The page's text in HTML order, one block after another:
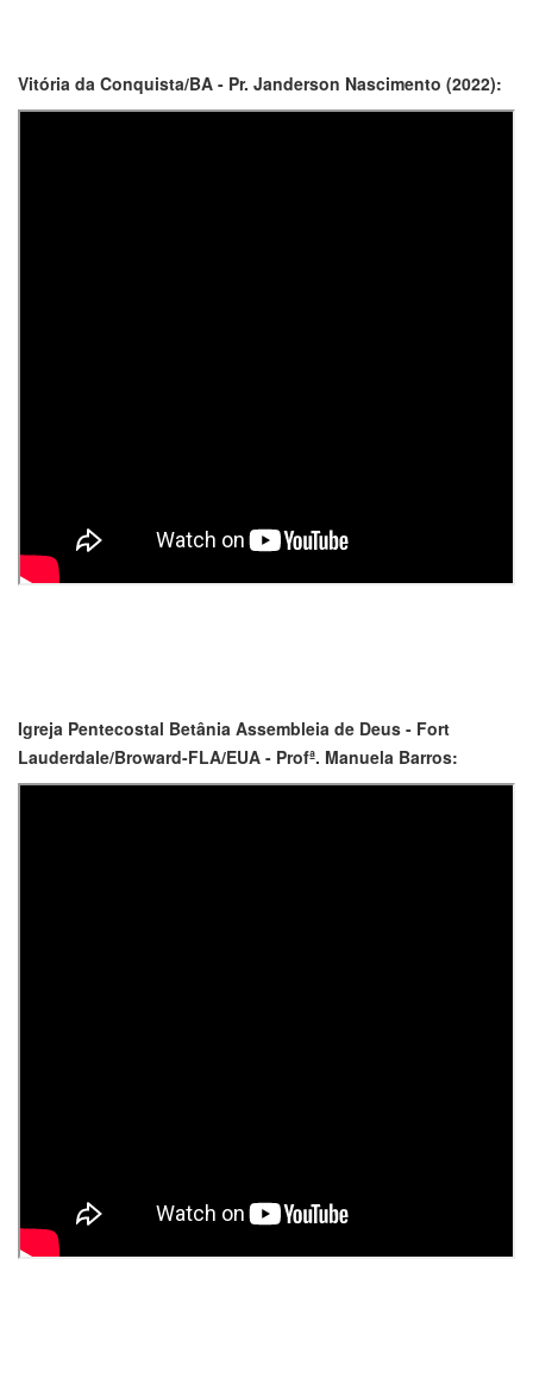
Vitória da Conquista/BA - Pr. Janderson Nascimento (2022):
Igreja Pentecostal Betânia Assembleia de Deus - Fort
Lauderdale/Broward-FLA/EUA - Profª. Manuela Barros: